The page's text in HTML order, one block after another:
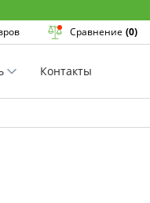
Сравнение (0)
Контакты